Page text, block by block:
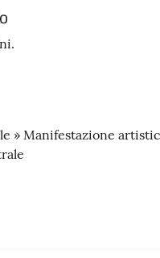
» Manifestazione